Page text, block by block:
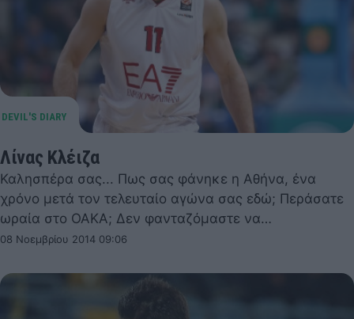
Λίνας Κλέιζα
Καλησπέρα σας... Πως σας φάνηκε η Αθήνα, ένα
χρόνο μετά τον τελευταίο αγώνα σας εδώ; Περάσατε
ωραία στο ΟΑΚΑ; Δεν φανταζόμαστε να…
08 Νοεμβρίου 2014 09:06